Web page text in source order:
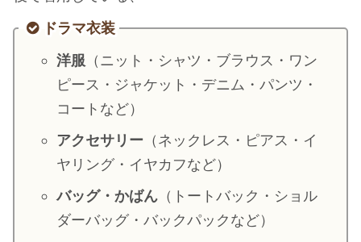
・玉森裕太
岡田将生
永瀬廉
平野紫耀
山田裕貴
女子アナ衣装
ドラマ衣装
洋服 （ニット・シャツ・ブラウス・ワン
ピース・ジャケット・デニム・パンツ・
コートなど）
アクセサリー （ネックレス・ピアス・イ
ヤリング・イヤカフなど）
バッグ・かばん （トートバック・ショル
ダーバッグ・バックパックなど）